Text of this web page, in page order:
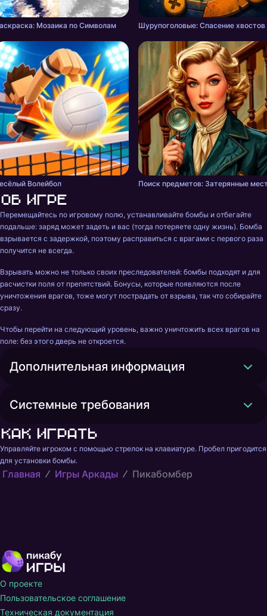
Мозаика по Символам Шурупоголовые: Спасение хвостов
Волейбол Поиск предметов: Затерянные
Об игре
Перемещайтесь по игровому полю, устанавливайте бомбы и отбегайте
подальше: заряд может задеть и вас (тогда потеряете одну жизнь). Бомба
взрывается с задержкой, поэтому расправиться с врагами с первого раза
получится не всегда.
Взрывать можно не только своих преследователей: бомбы подходят и для
расчистки поля от препятствий. Бонусы, которые появляются после
уничтожения врагов, тоже могут пострадать от взрыва, так что собирайте
сразу.
Чтобы перейти на следующий уровень, важно уничтожить всех врагов на
поле: без этого дверь не откроется.
Дополнительная информация
Системные требования
Как играть
Управляйте игроком с помощью стрелок на клавиатуре. Пробел пригодится
для установки бомбы.
Главная Игры Аркады Пикабомбер
О проекте
Пользовательское соглашение
Техническая документация